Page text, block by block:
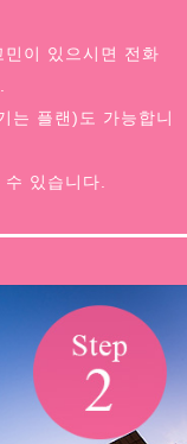
이 있으시면 전화
는 플랜)도 가능합니
있습니다.